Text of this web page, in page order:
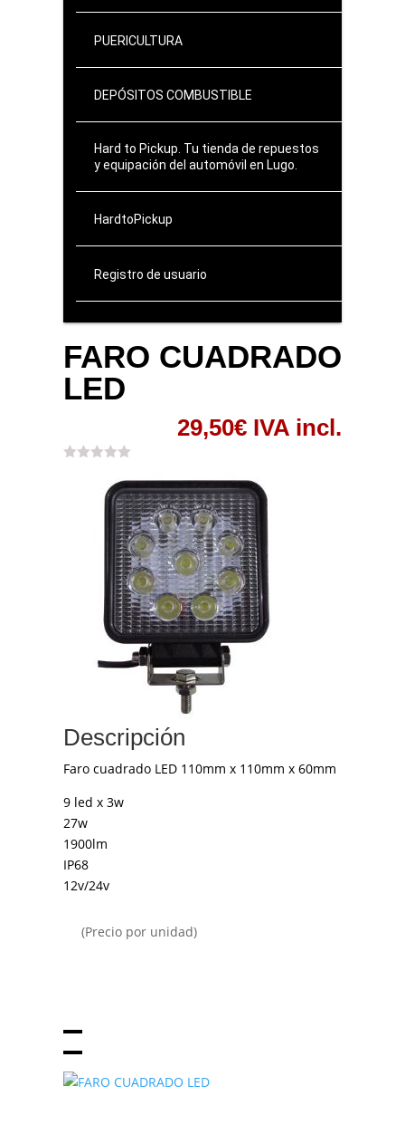
PUERICULTURA
DEPÓSITOS COMBUSTIBLE
Hard to Pickup. Tu tienda de repuestos
y equipación del automóvil en Lugo.
HardtoPickup
Registro de usuario
FARO CUADRADO
LED
29,50€ IVA incl.
Descripción
Faro cuadrado LED 110mm x 110mm x 60mm
9 led x 3w
27w
1900lm
IP68
12v/24v
(Precio por unidad)